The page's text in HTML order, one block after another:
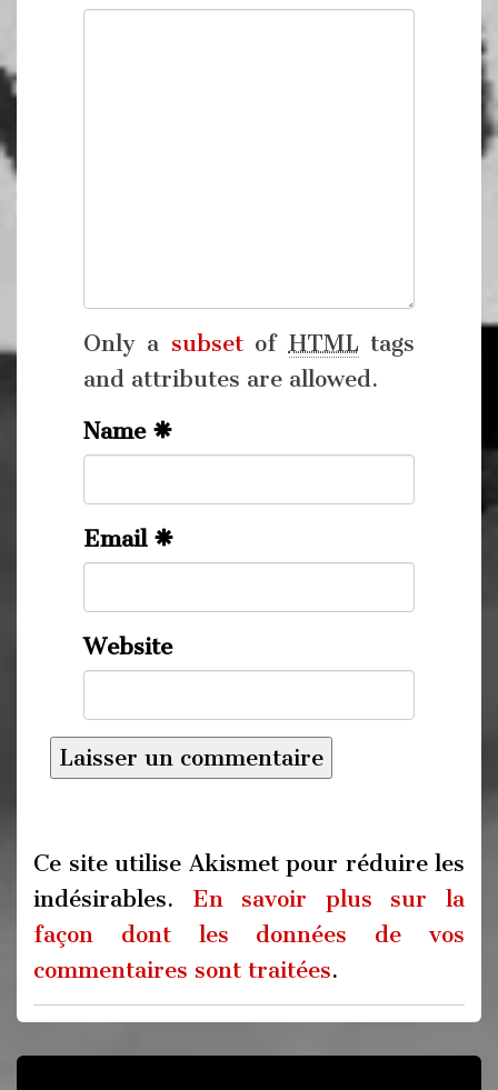
Only a subsetof HTML tags
and attributes are allowed.
Name
Email
Website
Ce site utilise Akismet pour réduire les
indésirables. En savoir plus sur la
façon dont les données de vos
commentaires sont traitées.